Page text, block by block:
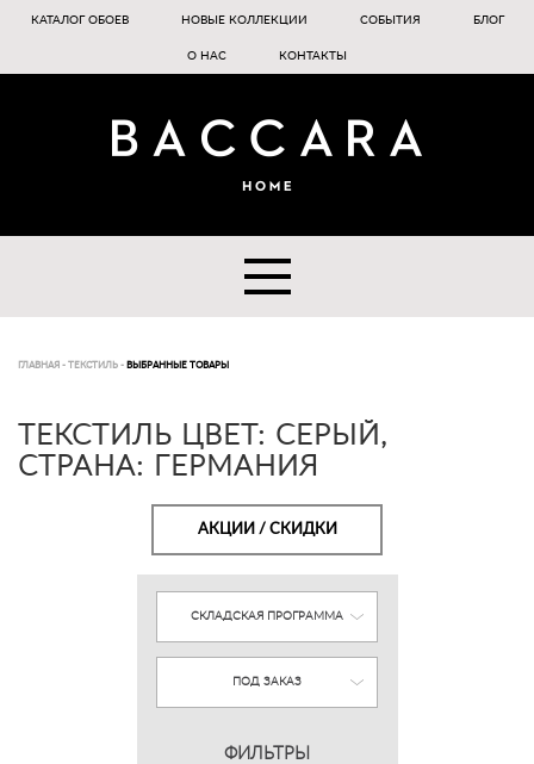
КАТАЛОГ ОБОЕВ НОВЫЕ КОЛЛЕКЦИИ СОБЫТИЯ БЛОГ
О НАС КОНТАКТЫ
ГЛАВНАЯ - ТЕКСТИЛЬ - ВЫБРАННЫЕ ТОВАРЫ
ТЕКСТИЛЬ ЦВЕТ: СЕРЫЙ,
СТРАНА: ГЕРМАНИЯ
АКЦИИ / СКИДКИ
СКЛАДСКАЯ ПРОГРАММА
ПОД ЗАКАЗ
ФИЛЬТРЫ